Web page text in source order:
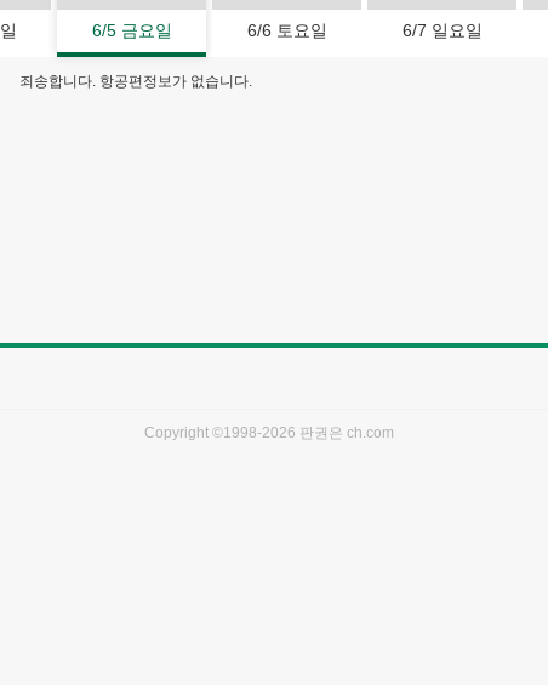
6/5 금요일 6/6 토요일 6/7 일요일
죄송합니다. 항공편정보가 없습니다.
Copyright ©1998-2026 판권은 ch.com